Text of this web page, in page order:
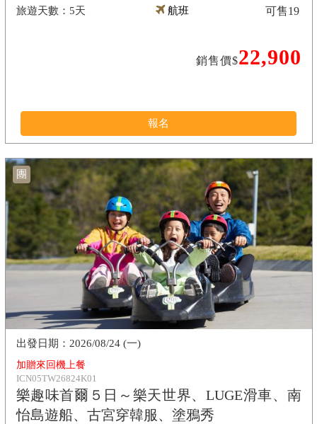
5天 航班
銷售價$22,900
可售19
報名
團
加贈來回機上餐
ICN05TW26824K01
樂趣味首爾５日～樂天世界、LUGE滑車、南
怡島遊船、古宮穿韓服、塗鴉秀
2026/08/24 (一)